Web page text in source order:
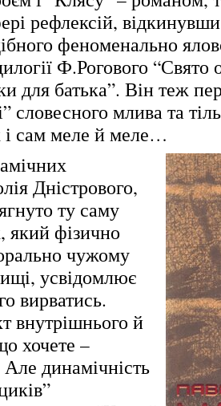
рефлексій,
феноменально
Ф.Рогового “Свято
для батька”. Він теж
словесного млива та
сам меле й меле…
Дністрового,
ту саму
який фізично
чужому
усвідомлює
вирватись.
внутрішнього й
хочете –
динамічність